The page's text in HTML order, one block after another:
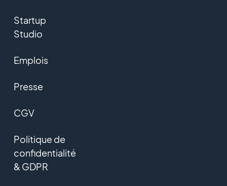
Startup
Studio
Emplois
Presse
CGV
Politique de
confidentialité
& GDPR